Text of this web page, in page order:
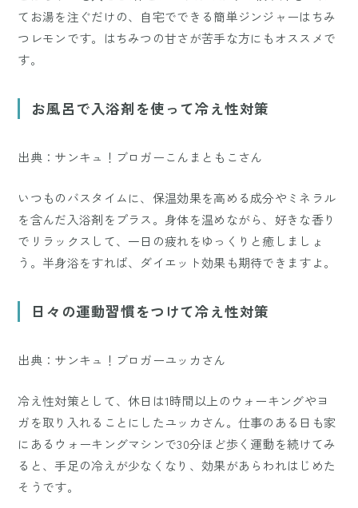
てお湯を注ぐだけの、自宅でできる簡単ジンジャーはちみ
つレモンです。はちみつの甘さが苦手な方にもオススメで
す。
お風呂で入浴剤を使って冷え性対策
出典：サンキュ！ブロガーこんまともこさん
いつものバスタイムに、保温効果を高める成分やミネラル
を含んだ入浴剤をプラス。身体を温めながら、好きな香り
でリラックスして、一日の疲れをゆっくりと癒しましょ
う。半身浴をすれば、ダイエット効果も期待できますよ。
日々の運動習慣をつけて冷え性対策
出典：サンキュ！ブロガーユッカさん
冷え性対策として、休日は1時間以上のウォーキングやヨ
ガを取り入れることにしたユッカさん。仕事のある日も家
にあるウォーキングマシンで30分ほど歩く運動を続けてみ
ると、手足の冷えが少なくなり、効果があらわれはじめた
そうです。